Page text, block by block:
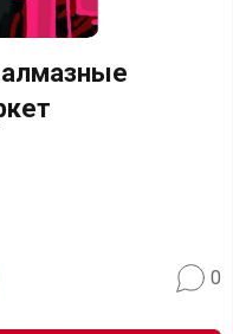
0